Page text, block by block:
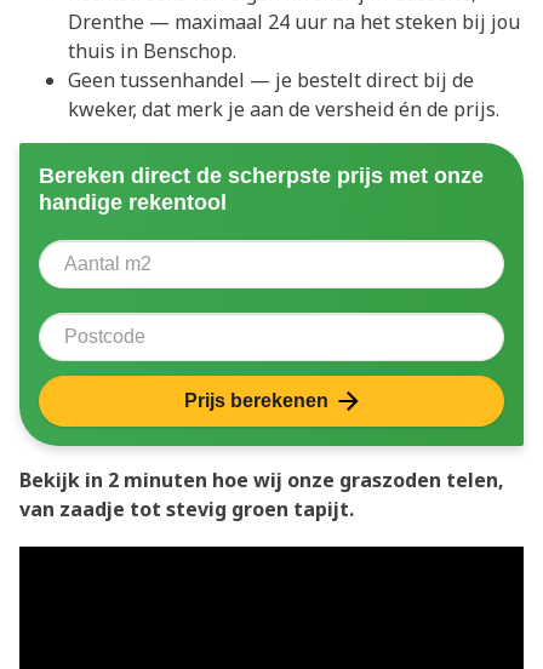
Drenthe — maximaal 24 uur na het steken bij jou
thuis in Benschop.
Geen tussenhandel — je bestelt direct bij de
kweker, dat merk je aan de versheid én de prijs.
Bereken direct de scherpste prijs met onze
handige rekentool
Aantal vierkante meter
Postcode
Prijs berekenen
Bekijk in 2 minuten hoe wij onze graszoden telen,
van zaadje tot stevig groen tapijt.